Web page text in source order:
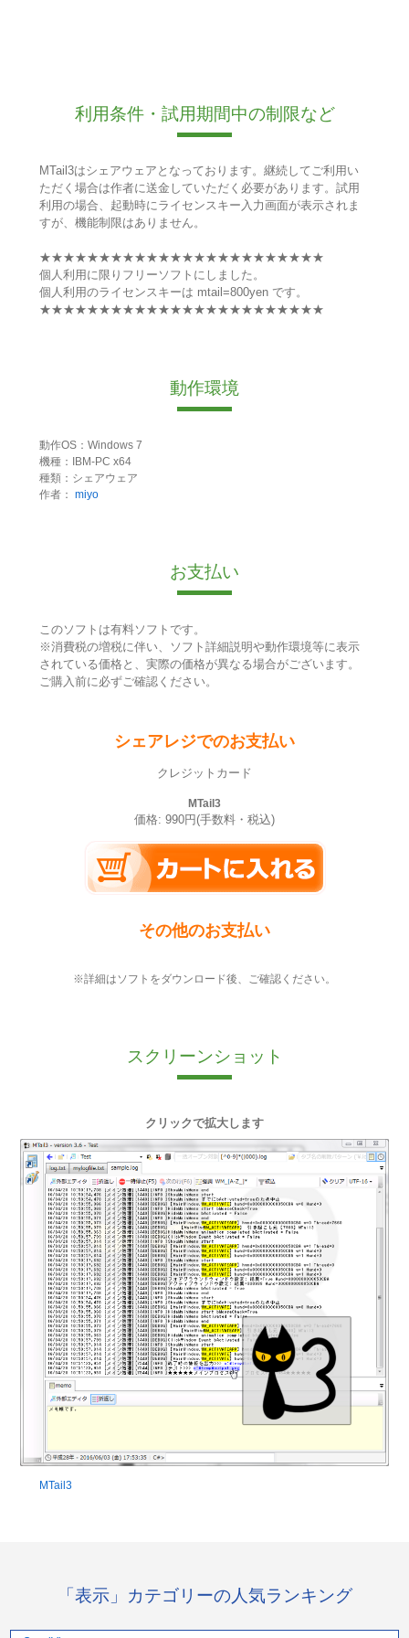
利用条件・試用期間中の制限など
MTail3はシェアウェアとなっております。継続してご利用い
ただく場合は作者に送金していただく必要があります。試用
利用の場合、起動時にライセンスキー入力画面が表示されま
すが、機能制限はありません。
★★★★★★★★★★★★★★★★★★★★★★★★
個人利用に限りフリーソフトにしました。
個人利用のライセンスキーは mtail=800yen です。
★★★★★★★★★★★★★★★★★★★★★★★★
動作環境
動作OS：Windows 7
機種：IBM-PC x64
種類：シェアウェア
作者： miyo
お支払い
このソフトは有料ソフトです。
※消費税の増税に伴い、ソフト詳細説明や動作環境等に表示
されている価格と、実際の価格が異なる場合がございます。
ご購入前に必ずご確認ください。
シェアレジでのお支払い
クレジットカード
MTail3
価格: 990円(手数料・税込)
その他のお支払い
※詳細はソフトをダウンロード後、ご確認ください。
スクリーンショット
クリックで拡大します
MTail3
「表示」カテゴリーの人気ランキング